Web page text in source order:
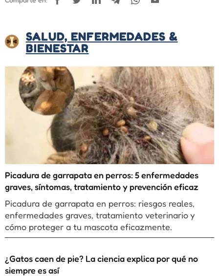
SALUD, ENFERMEDADES &
BIENESTAR
Picadura de garrapata en perros: 5 enfermedades
graves, síntomas, tratamiento y prevención eficaz
Picadura de garrapata en perros: riesgos reales,
enfermedades graves, tratamiento veterinario y
cómo proteger a tu mascota eficazmente.
¿Gatos caen de pie? La ciencia explica por qué no
siempre es así